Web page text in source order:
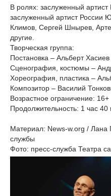
В ролях: заслуженный артист
заслуженный артист России
Климов, Сергей Шнырев,
другие.
Творческая группа:
Постановка – Альберт Хасиев
Сценография, костюмы –
Хореография, пластика –
Композитор – Василий
Возрастное ограничение: 16+
Продолжительность: 1 час 40
Материал: News-w.org / Лана
службы
Фото: пресс-служба Театра